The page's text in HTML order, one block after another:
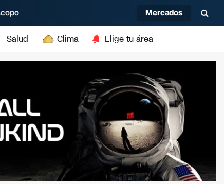
Mercados
Salud Clima Elige tu área